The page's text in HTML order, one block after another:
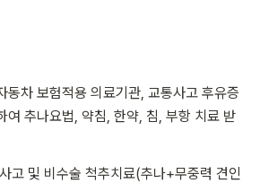
동차 보험적용 의료기관, 교통사고 후유증
여 추나요법, 약침, 한약, 침, 부항 치료 받
고 및 비수술 척추치료(추나+무중력 견인